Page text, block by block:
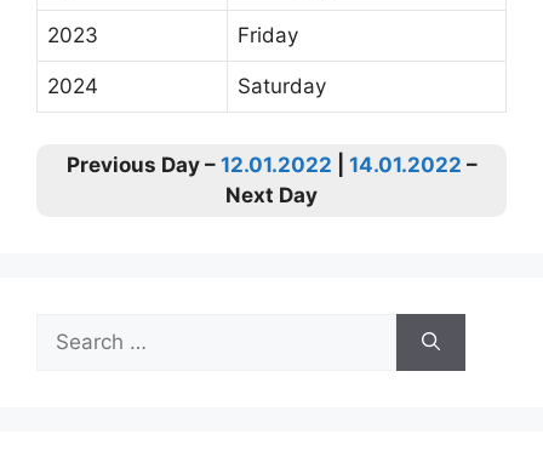
2023 Friday
2024 Saturday
Previous Day – 12.01.2022 14.01.2022 –
Next Day
for: